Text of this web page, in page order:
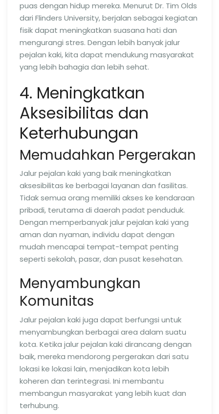
puas dengan hidup mereka. Menurut Dr. Tim Olds
dari Flinders University, berjalan sebagai kegiatan
fisik dapat meningkatkan suasana hati dan
mengurangi stres. Dengan lebih banyak jalur
pejalan kaki, kita dapat mendukung masyarakat
yang lebih bahagia dan lebih sehat.
4. Meningkatkan
Aksesibilitas dan
Keterhubungan
Memudahkan Pergerakan
Jalur pejalan kaki yang baik meningkatkan
aksesibilitas ke berbagai layanan dan fasilitas.
Tidak semua orang memiliki akses ke kendaraan
pribadi, terutama di daerah padat penduduk.
Dengan memperbanyak jalur pejalan kaki yang
aman dan nyaman, individu dapat dengan
mudah mencapai tempat-tempat penting
seperti sekolah, pasar, dan pusat kesehatan.
Menyambungkan
Komunitas
Jalur pejalan kaki juga dapat berfungsi untuk
menyambungkan berbagai area dalam suatu
kota. Ketika jalur pejalan kaki dirancang dengan
baik, mereka mendorong pergerakan dari satu
lokasi ke lokasi lain, menjadikan kota lebih
koheren dan terintegrasi. Ini membantu
membangun masyarakat yang lebih kuat dan
terhubung.